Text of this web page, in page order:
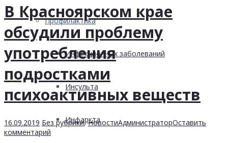
Профилактика
Инфекционных заболеваний
Инсульта
Инфаркта
В Красноярском крае
обсудили проблему
употребления
подростками
психоактивных веществ
16.09.2019 Без рубрики,НовостиАдминистраторОставить
комментарий